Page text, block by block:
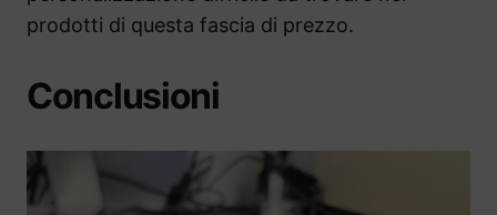
prodotti di questa fascia di prezzo.
Conclusioni